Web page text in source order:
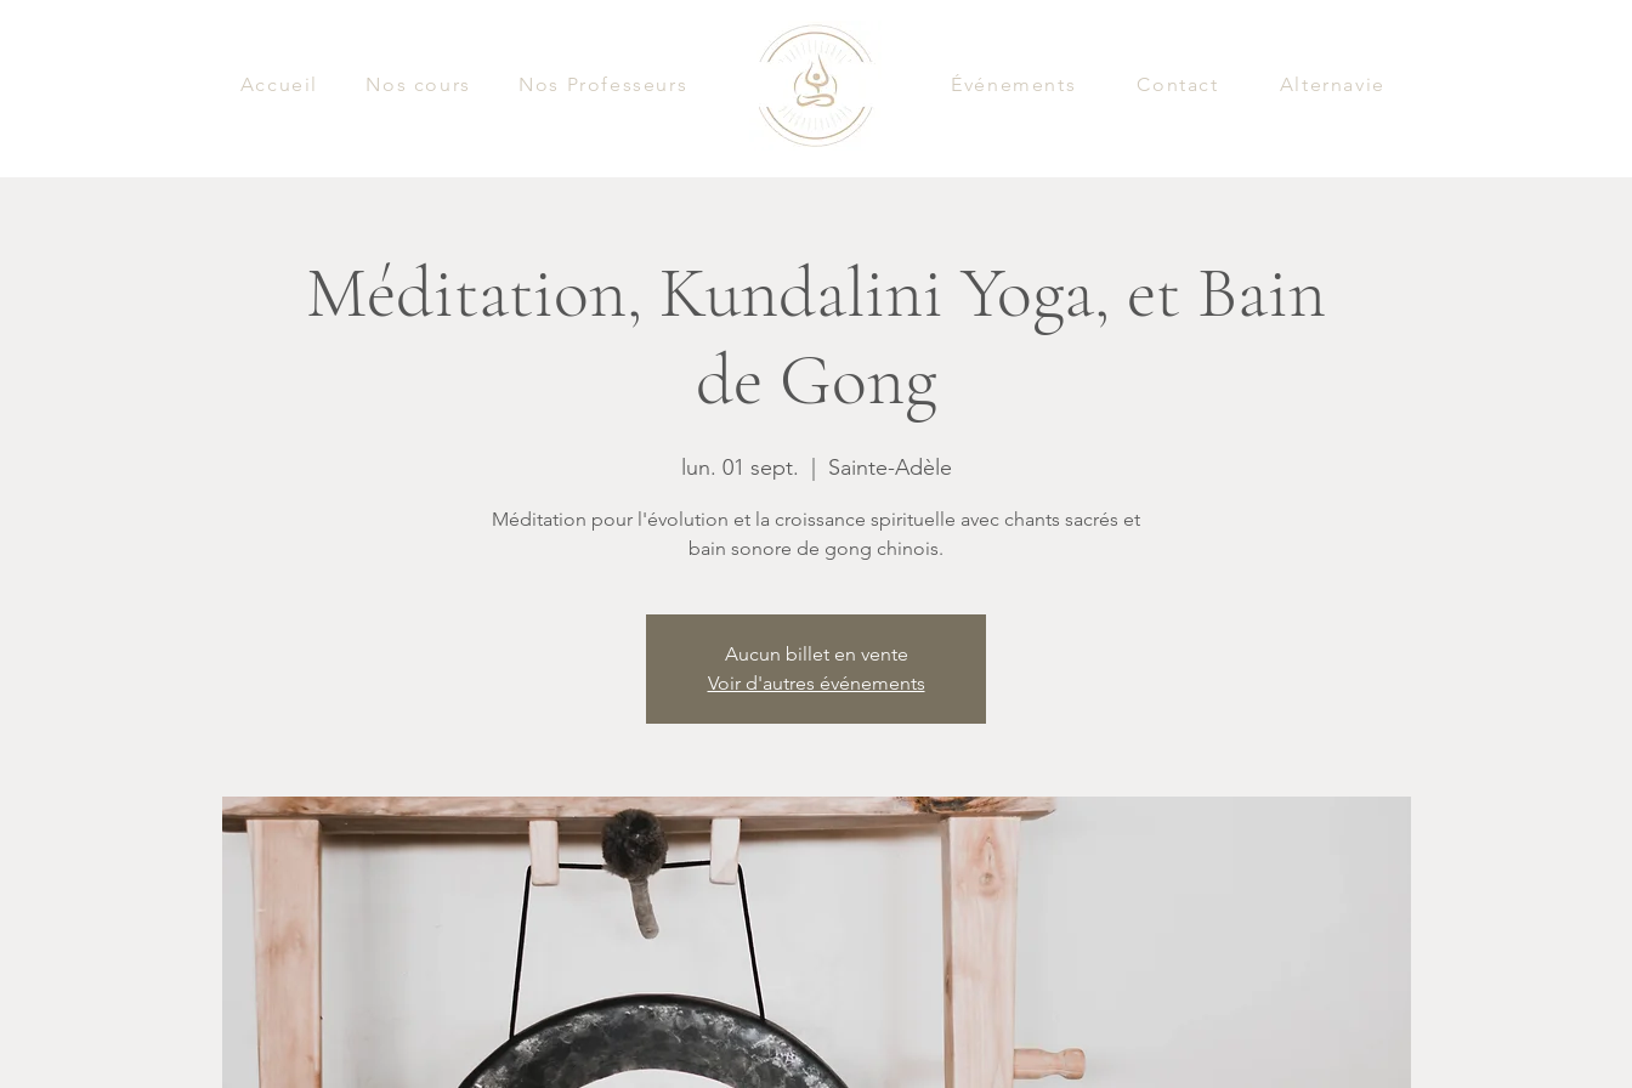
Accueil Nos cours Nos Professeurs Événements Contact Alternavie
Méditation, Kundalini Yoga, et Bain
de Gong
lun. 01 sept. Sainte-Adèle
Méditation pour l'évolution et la croissance spirituelle avec chants sacrés et
bain sonore de gong chinois.
Aucun billet en vente
Voir d'autres événements